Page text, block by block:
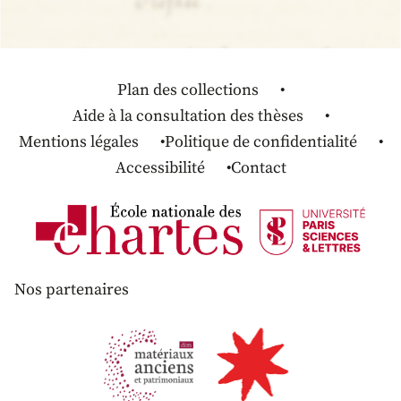
Plan des collections
Aide à la consultation des thèses
Mentions légales
Politique de confidentialité
Accessibilité
Contact
Nos partenaires